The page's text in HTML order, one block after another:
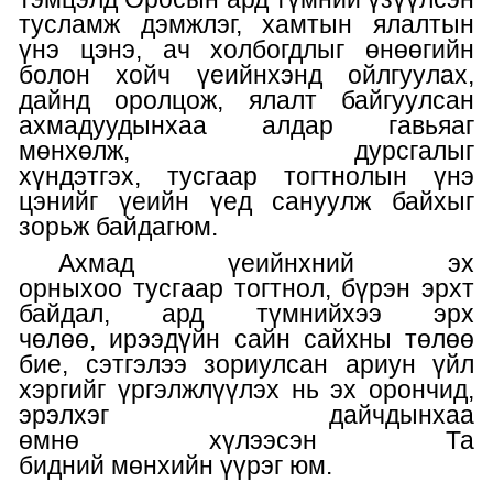
тусламж дэмжлэг, хамтын ялалтын
үнэ цэнэ, ач холбогдлыг өнөөгийн
болон хойч үеийнхэнд ойлгуулах,
дайнд оролцож, ялалт байгуулсан
ахмадуудынхаа алдар гавьяаг
мөнхөлж, дурсгалыг
хүндэтгэх, тусгаар тогтнолын үнэ
цэнийг үеийн үед сануулж байхыг
зорьж байдагюм.
Ахмад үеийнхний эх
орныхоо тусгаар тогтнол, бүрэн эрхт
байдал, ард түмнийхээ эрх
чөлөө, ирээдүйн сайн сайхны төлөө
бие, сэтгэлээ зориулсан ариун үйл
хэргийг үргэлжлүүлэх ньэх орончид,
эрэлхэг дайчдынхаа
өмнө хүлээсэн Та
бидний мөнхийн үүрэг юм.